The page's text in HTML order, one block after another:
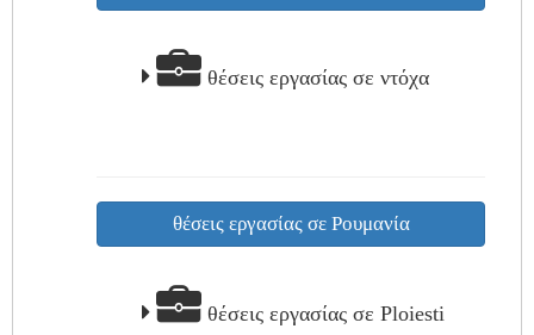
θέσεις εργασίας σε ντόχα
θέσεις εργασίας σε Ρουμανία
θέσεις εργασίας σε Ploiesti